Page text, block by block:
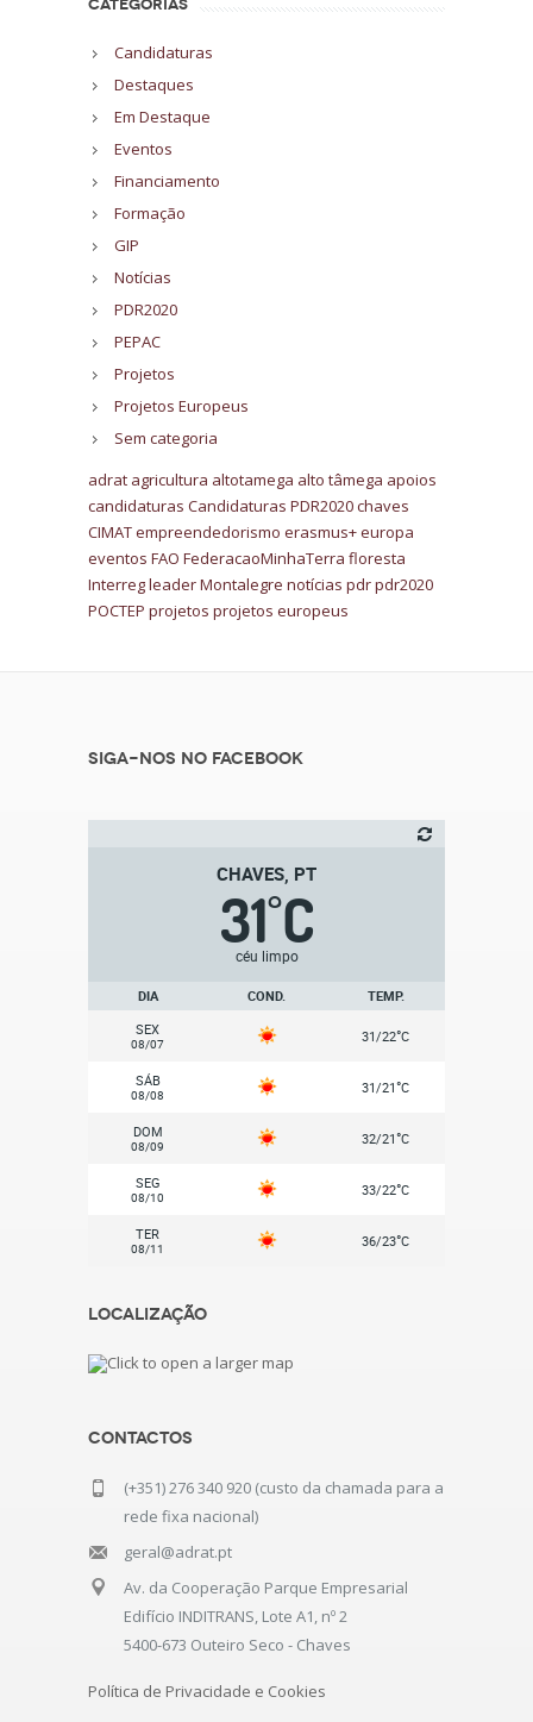
CATEGORIAS
Candidaturas
Destaques
Em Destaque
Eventos
Financiamento
Formação
GIP
Notícias
PDR2020
PEPAC
Projetos
Projetos Europeus
Sem categoria
adrat agricultura altotamega alto tâmega apoios
candidaturas Candidaturas PDR2020chaves
CIMATempreendedorismo erasmus+europa
eventos FAO FederacaoMinhaTerra floresta
InterregleaderMontalegre notícias pdrpdr2020
POCTEP projetos projetos europeus
Siga-nos no Facebook
CHAVES, PT
31°C
céu limpo
DIA COND.
TEMP.
SEX
08/07 31/22°C
SÁB
08/08 31/21°C
DOM
08/09 32/21°C
SEG
08/10 33/22°C
TER
08/11 36/23°C
Localização
Contactos
(+351) 276 340 920 (custo da chamada para a
rede fixa nacional)
geral@adrat.pt
Av. da Cooperação Parque Empresarial
Edifício INDITRANS, Lote A1, nº 2
5400-673 Outeiro Seco - Chaves
Política de Privacidade e Cookies